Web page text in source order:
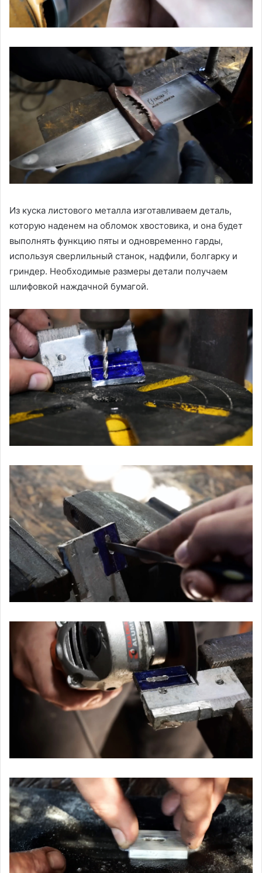
Из куска листового металла изготавливаем деталь,
которую наденем на обломок хвостовика, и она будет
выполнять функцию пяты и одновременно гарды,
используя сверлильный станок, надфили, болгарку и
гриндер. Необходимые размеры детали получаем
шлифовкой наждачной бумагой.